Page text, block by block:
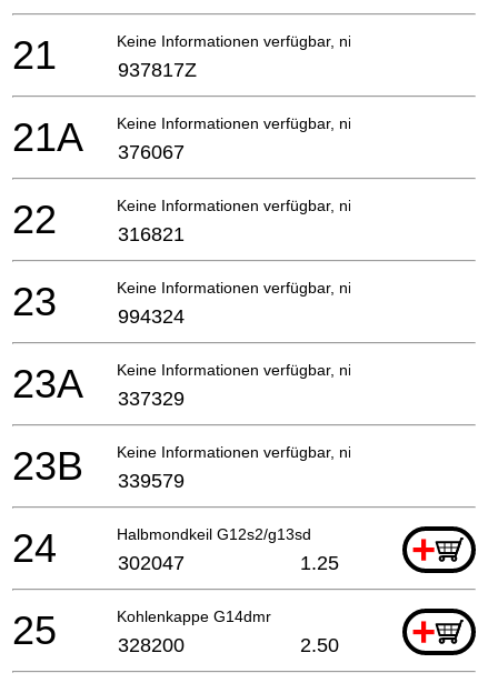
Keine Informationen verfügbar, nicht bestellbar
21 937817Z
Keine Informationen verfügbar, nicht bestellbar
21A 376067
Keine Informationen verfügbar, nicht bestellbar
22 316821
Keine Informationen verfügbar, nicht bestellbar
23 994324
Keine Informationen verfügbar, nicht bestellbar
23A 337329
Keine Informationen verfügbar, nicht bestellbar
23B 339579
Halbmondkeil G12s2/g13sd +
24 302047 1.25
Kohlenkappe G14dmr +
25 328200 2.50